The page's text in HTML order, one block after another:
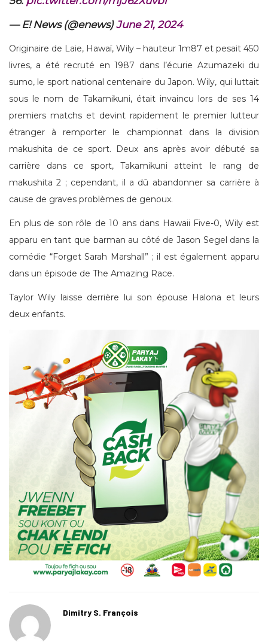
— E! News (@enews)June 21, 2024
Originaire de Laie, Hawaï, Wily – hauteur 1m87 et pesait 450
livres, a été recruté en 1987 dans l’écurie Azumazeki du
sumo, le sport national centenaire du Japon. Wily, qui luttait
sous le nom de Takamikuni, était invaincu lors de ses 14
premiers matchs et devint rapidement le premier lutteur
étranger à remporter le championnat dans la division
makushita de ce sport. Deux ans après avoir débuté sa
carrière dans ce sport, Takamikuni atteint le rang de
makushita 2 ; cependant, il a dû abandonner sa carrière à
cause de graves problèmes de genoux.
En plus de son rôle de 10 ans dans Hawaii Five-0, Wily est
apparu en tant que barman au côté de Jason Segel dans la
comédie “Forget Sarah Marshall” ; il est également apparu
dans un épisode de The Amazing Race.
Taylor Wily laisse derrière lui son épouse Halona et leurs
deux enfants.
Dimitry S. François